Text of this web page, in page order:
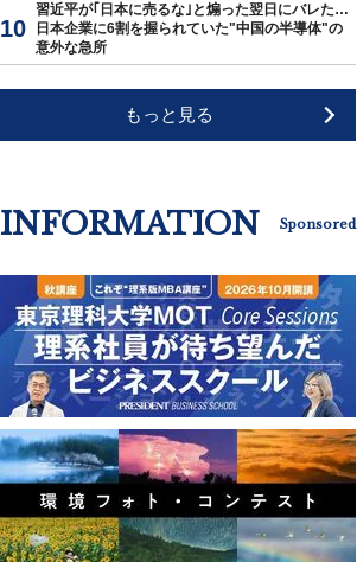
習近平が｢日本に売るな｣と煽った翌日にバレた…
日本企業に6割を握られていた"中国の半導体"の
意外な急所
もっと見る
INFORMATION Sponsored